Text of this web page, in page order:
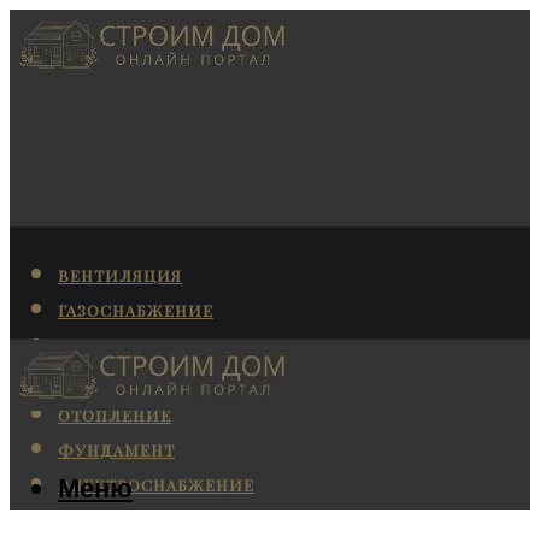
ВЕНТИЛЯЦИЯ
ГАЗОСНАБЖЕНИЕ
КАНАЛИЗАЦИЯ
КОНДИЦИОНИРОВАНИЕ
ОТОПЛЕНИЕ
ФУНДАМЕНТ
ЭЛЕКТРОСНАБЖЕНИЕ
Меню